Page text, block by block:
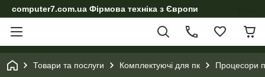
computer7.com.ua Фірмова техніка з Європи
Товари та послуги Комплектуючі для пк Процесори